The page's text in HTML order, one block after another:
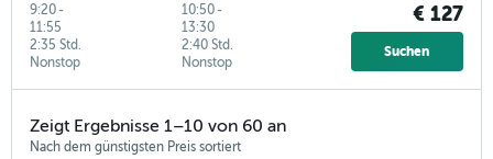
9:20-
11:55
Nonstop
2:35 Std.
10:50-
13:30
Nonstop
2:40 Std.
€ 127
Suchen
Zeigt Ergebnisse 1–10 von 60 an
Nach dem günstigsten Preis sortiert